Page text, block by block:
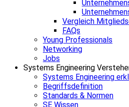
Vergleich
FAQs
Young Professionals
Networking
Jobs
Systems Engineering
Systems Engineering
Begriffsdefinition
Standards & Normen
SE Wissen